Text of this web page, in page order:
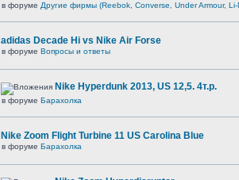
в форуме Другие фирмы (Reebok, Converse, Under Armour, Li-
adidas Decade Hi vs Nike Air Forse
в форуме Вопросы и ответы
Nike Hyperdunk 2013, US 12,5. 4т.р.
в форуме Барахолка
Nike Zoom Flight Turbine 11 US Carolina Blue
в форуме Барахолка